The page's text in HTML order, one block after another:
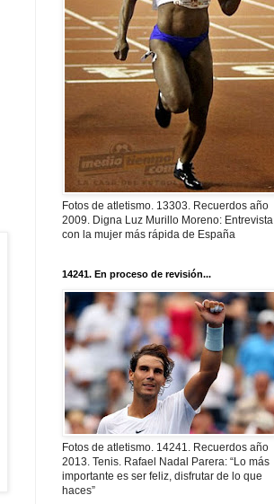
Fotos de atletismo. 13303. Recuerdos año
2009. Digna Luz Murillo Moreno: Entrevista
con la mujer más rápida de España
14241. En proceso de revisión...
Fotos de atletismo. 14241. Recuerdos año
2013. Tenis. Rafael Nadal Parera: “Lo más
importante es ser feliz, disfrutar de lo que
haces”